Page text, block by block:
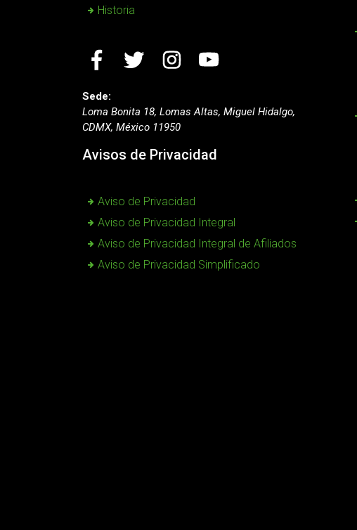
Historia
Sede:
Loma Bonita 18, Lomas Altas, Miguel Hidalgo,
CDMX, México 11950
Avisos de Privacidad
Aviso de Privacidad
Aviso de Privacidad Integral
Aviso de Privacidad Integral de Afiliados
Aviso de Privacidad Simplificado